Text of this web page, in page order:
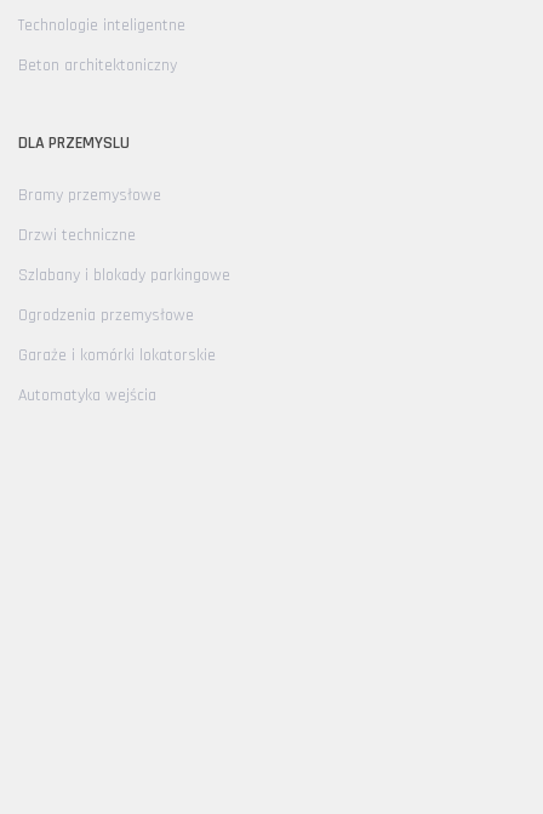
Technologie inteligentne
Beton architektoniczny
DLA PRZEMYSLU
Bramy przemysłowe
Drzwi techniczne
Szlabany i blokady parkingowe
Ogrodzenia przemysłowe
Garaże i komórki lokatorskie
Automatyka wejścia